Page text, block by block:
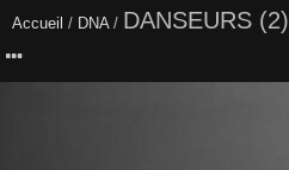
Accueil / DNA/ DANSEURS (2)